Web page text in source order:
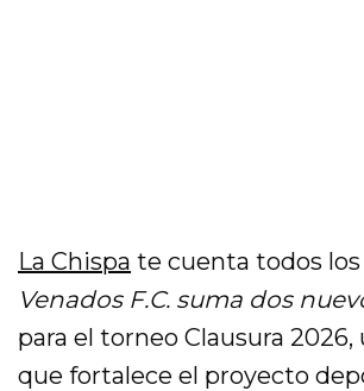
La Chispa te cuenta todos los
Venados F.C. suma dos
para el torneo Clausura
que fortalece el proyecto